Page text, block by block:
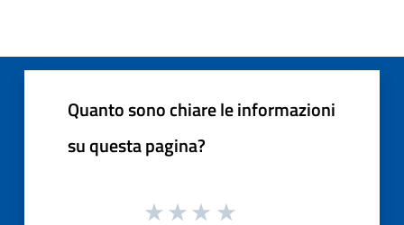
Quanto sono chiare le informazioni
su questa pagina?